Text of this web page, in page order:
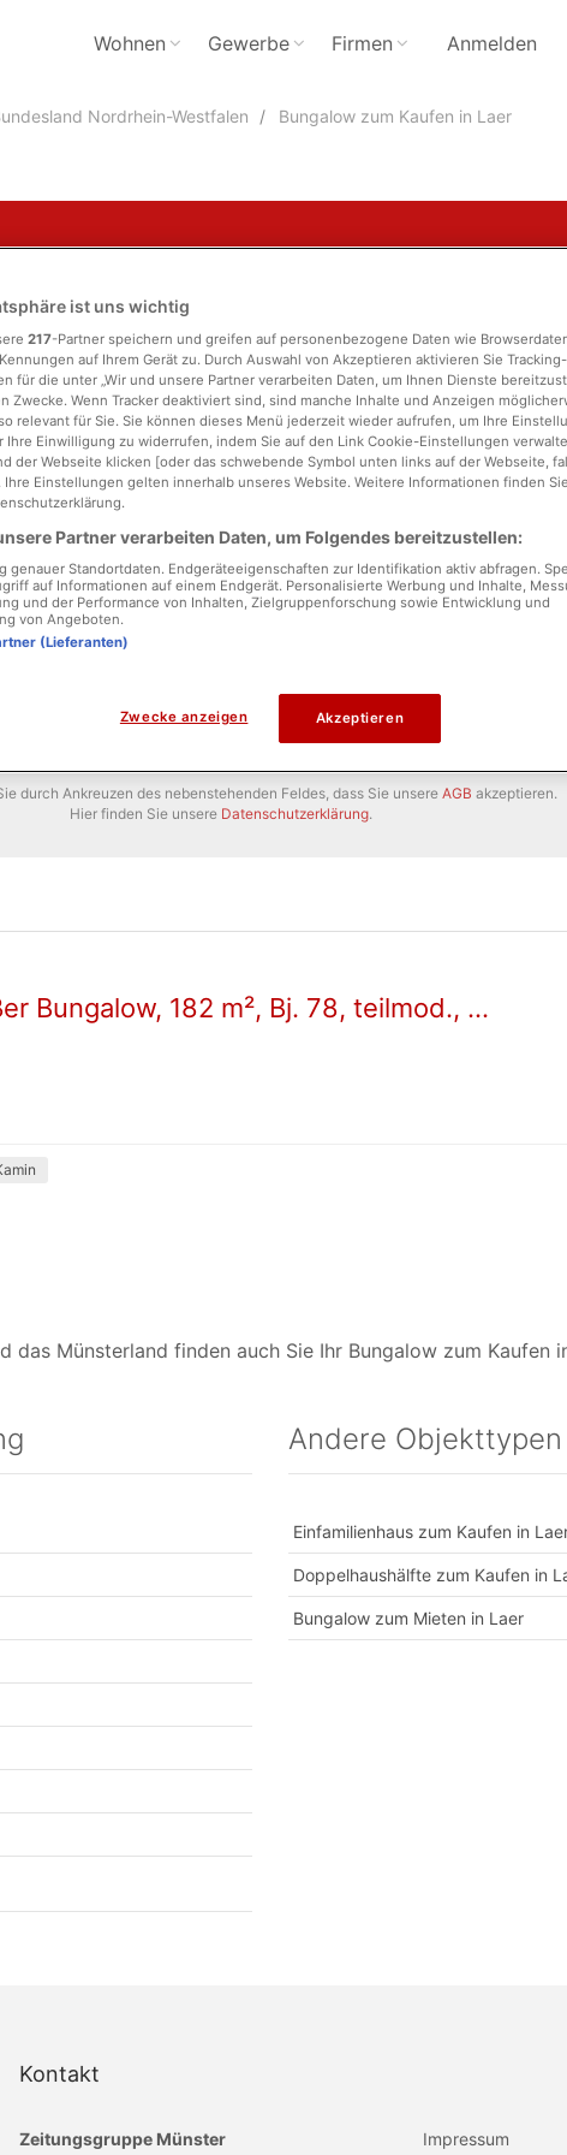
Wohnen Gewerbe Firmen Anmelden
Nordrhein-Westfalen Bungalow zum Kaufen in Laer
Stadtteil
Zimmer
durch Ankreuzen des nebenstehenden Feldes, dass Sie unsere AGB akzeptieren.
Hier finden Sie unsere Datenschutzerklärung.
Bungalow, 182 m², Bj. 78, teilmod., ...
Münsterland finden auch Sie Ihr Bungalow zum Kaufen
Andere Objekttypen
Einfamilienhaus zum Kaufen in
Doppelhaushälfte zum Kaufen in
Bungalow zum Mieten in Laer
Kontakt
Zeitungsgruppe Münster Impressum
ist uns wichtig
217-Partner speichern und greifen auf personenbezogene Daten wie
auf Ihrem Gerät zu. Durch Auswahl von Akzeptieren aktivieren Sie Tracking-
für die unter „Wir und unsere Partner verarbeiten Daten, um Ihnen Dienste
Zwecke. Wenn Tracker deaktiviert sind, sind manche Inhalte und Anzeigen
relevant für Sie. Sie können dieses Menü jederzeit wieder aufrufen, um Ihre
Ihre Einwilligung zu widerrufen, indem Sie auf den Link Cookie-Einstellungen
der Webseite klicken [oder das schwebende Symbol unten links auf der Webseite,
Einstellungen gelten innerhalb unseres Website. Weitere Informationen finden
Partner verarbeiten Daten, um Folgendes bereitzustellen:
genauer Standortdaten. Endgeräteeigenschaften zur Identifikation aktiv abfragen.
auf Informationen auf einem Endgerät. Personalisierte Werbung und Inhalte,
und der Performance von Inhalten, Zielgruppenforschung sowie Entwicklung und
von Angeboten.
(Lieferanten)
Zwecke anzeigen Akzeptieren